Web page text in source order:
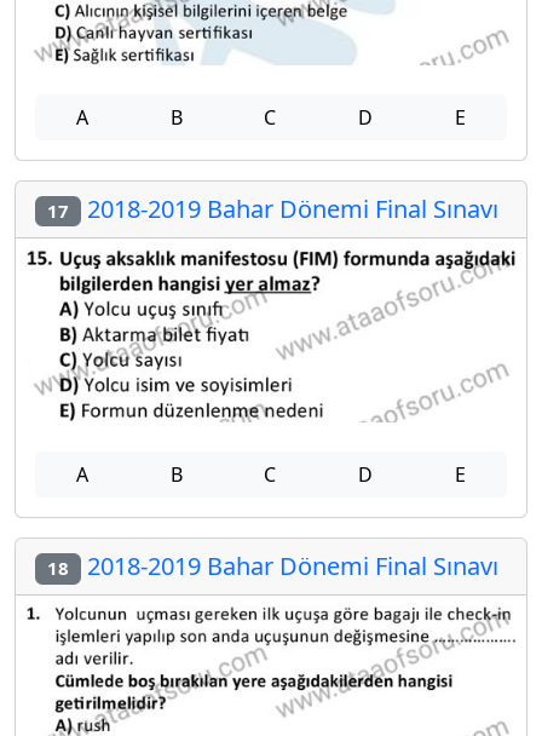
A B C D E
17 2018-2019 Bahar Dönemi Final Sınavı
A B C D E
18 2018-2019 Bahar Dönemi Final Sınavı